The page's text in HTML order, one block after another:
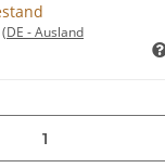
(DE - Ausland